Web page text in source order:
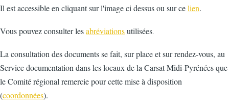
Il est accessible en cliquant sur l'image ci dessus ou sur celien.
Vous pouvez consulter lesabréviationsutilisées.
La consultation des documents se fait, sur place et sur rendez-vous, au
Service documentation dans les locaux de la Carsat Midi-Pyrénées que
le Comité régional remercie pour cette mise à disposition
(coordonnées).